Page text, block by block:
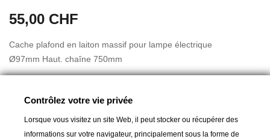
55,00 CHF
Cache plafond en laiton massif pour lampe électrique
Ø97mm Haut. chaîne 750mm
Contrôlez votre vie privée
Lorsque vous visitez un site Web, il peut stocker ou récupérer des
informations sur votre navigateur, principalement sous la forme de